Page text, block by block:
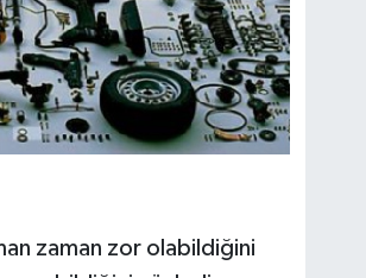
zaman zor olabildiğini